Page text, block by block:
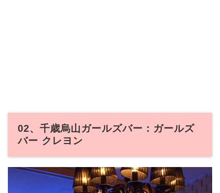
02、千歳烏山ガールズバー：ガールズ
バー クレヨン